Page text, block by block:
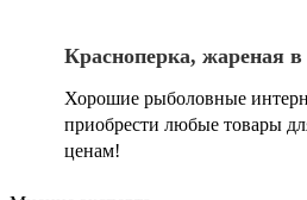
Красноперка, жареная в
Хорошие рыболовные
приобрести любые товары
ценам!